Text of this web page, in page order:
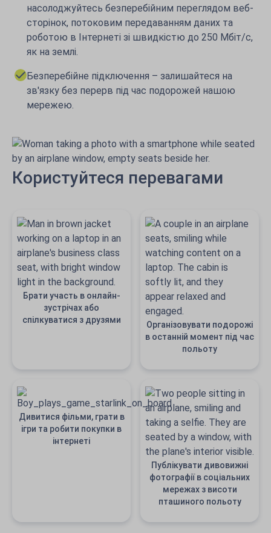
насолоджуйтесь безперебійним переглядом веб-
сторінок, потоковим передаванням даних та
роботою в Інтернеті зі швидкістю до 250 Мбіт/с,
як на землі.
Безперебійне підключення – залишайтеся на
зв'язку без перерв під час подорожей нашою
мережею.
Користуйтеся перевагами
Брати участь в онлайн-
зустрічах або
спілкуватися з друзями
Організовувати подорожі
в останній момент під час
польоту
Дивитися фільми, грати в
ігри та робити покупки в
інтернеті
Публікувати дивовижні
фотографії в соціальних
мережах з висоти
пташиного польоту